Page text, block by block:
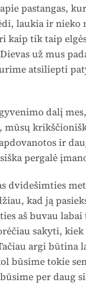
pastangas,
laukia ir
tik taip
už mus
atsiliepti
dalį
ir
pergalė
dvidešimties
kad ją
aš buvau labai
sakyti,
argi būtina
būsime tokie
per daug